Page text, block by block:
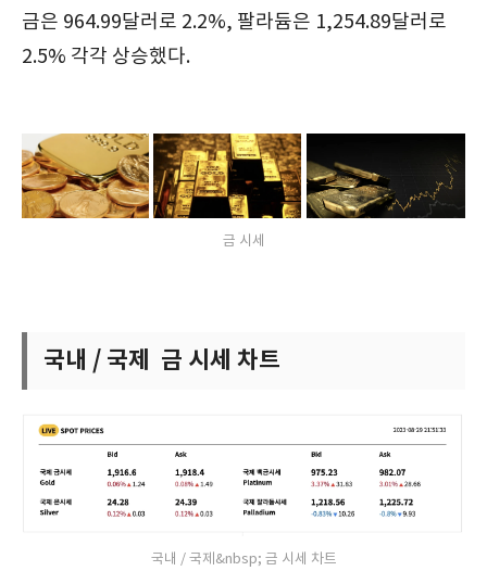
금은 964.99달러로 2.2%, 팔라듐은 1,254.89달러로
2.5% 각각 상승했다.
금 시세
국내 / 국제 금 시세 차트
국내 / 국제&nbsp; 금 시세 차트